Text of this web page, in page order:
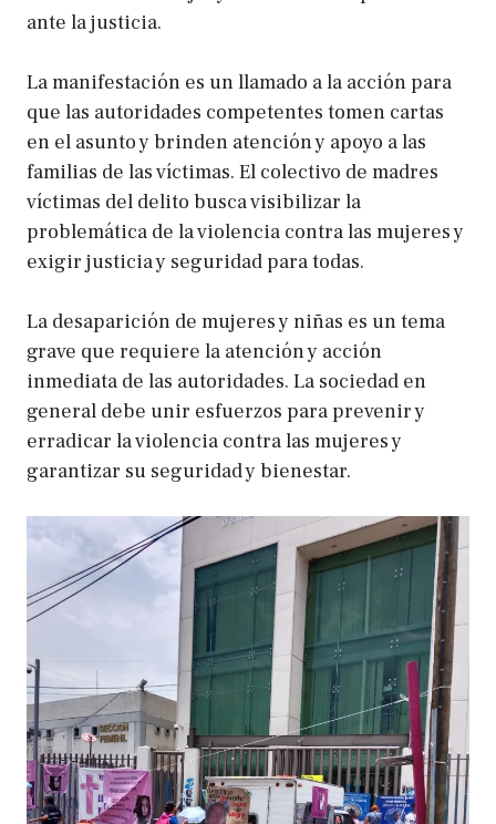
ante la justicia.
La manifestación es un llamado a la acción para
que las autoridades competentes tomen cartas
en el asunto y brinden atención y apoyo a las
familias de las víctimas. El colectivo de madres
víctimas del delito busca visibilizar la
problemática de la violencia contra las mujeres y
exigir justicia y seguridad para todas.
La desaparición de mujeres y niñas es un tema
grave que requiere la atención y acción
inmediata de las autoridades. La sociedad en
general debe unir esfuerzos para prevenir y
erradicar la violencia contra las mujeres y
garantizar su seguridad y bienestar.